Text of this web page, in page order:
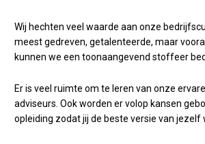
Wij hechten veel waarde aan onze
meest gedreven, getalenteerde, maar
kunnen we een toonaangevend stoffeer
Er is veel ruimte om te leren van onze
adviseurs. Ook worden er volop kansen
opleiding zodat jij de beste versie van jezelf